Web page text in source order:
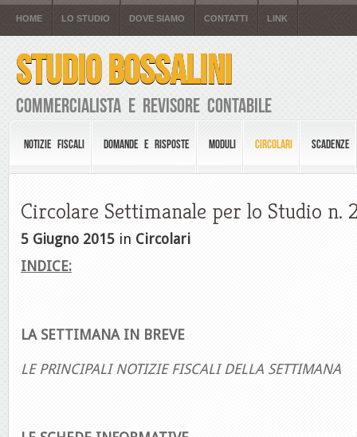
HOME LO STUDIO DOVE SIAMO CONTATTI LINK
STUDIO BOSSALINI
Commercialista e Revisore Contabile
NOTIZIE FISCALI DOMANDE E RISPOSTE MODULI CIRCOLARI SCADENZE
Circolare Settimanale per lo Studio n.
5 Giugno 2015 in Circolari
INDICE:
LA SETTIMANA IN BREVE
LE PRINCIPALI NOTIZIE FISCALI DELLA SETTIMANA